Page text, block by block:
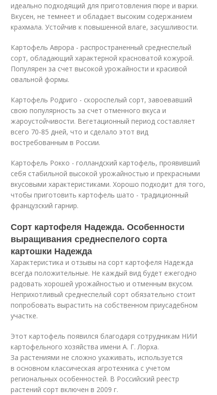
идеально подходящий для приготовления пюре и варки.
Вкусен, не темнеет и обладает высоким содержанием
крахмала. Устойчив к повышенной влаге, засушливости.
Картофель Аврора - распространенный среднеспелый
сорт, обладающий характерной красноватой кожурой.
Популярен за счет высокой урожайности и красивой
овальной формы.
Картофель Родриго - скороспелый сорт, завоевавший
свою популярность за счет отменного вкуса и
жароустойчивости. Вегетационный период составляет
всего 70-85 дней, что и сделало этот вид
востребованным в России.
Картофель Рокко - голландский картофель, проявивший
себя стабильной высокой урожайностью и прекрасными
вкусовыми характеристиками. Хорошо подходит для того,
чтобы приготовить картофель шато - традиционный
французский гарнир.
Сорт картофеля Надежда. Особенности
выращивания среднеспелого сорта
картошки Надежда
Характеристика и отзывы на сорт картофеля Надежда
всегда положительные. Не каждый вид будет ежегодно
радовать хорошей урожайностью и отменным вкусом.
Неприхотливый среднеспелый сорт обязательно стоит
попробовать вырастить на собственном приусадебном
участке.
Этот картофель появился благодаря сотрудникам НИИ
картофельного хозяйства имени А. Г. Лорха.
За растениями не сложно ухаживать, используется
в основном классическая агротехника с учетом
региональных особенностей. В Российский реестр
растений сорт включен в 2009 г.